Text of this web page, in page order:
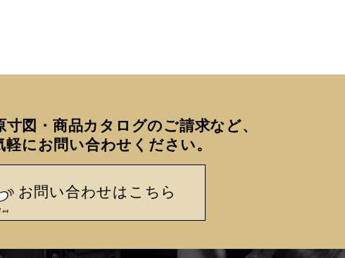
図・商品カタログのご請求など、
軽にお問い合わせください。
お問い合わせはこちら